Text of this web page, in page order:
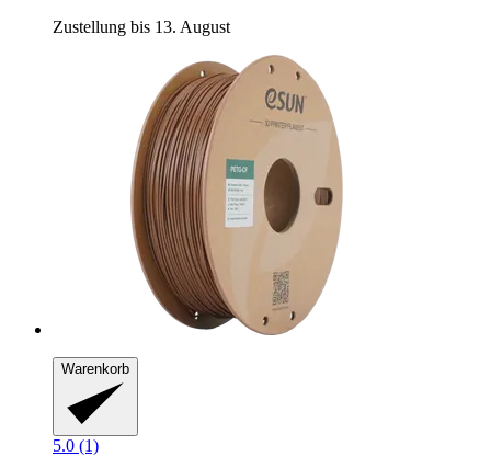
Zustellung bis 13. August
Warenkorb
5.0 (1)